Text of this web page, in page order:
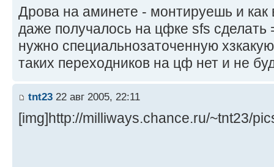
Дрова на аминете - монтируешь и
даже получалось на цфке sfs сделать
нужно специальнозаточенную
таких переходников на цф нет и не
tnt23 22 авг 2005, 22:11
[img]http://milliways.chance.ru/~tnt23/